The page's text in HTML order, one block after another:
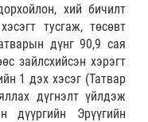
хий бичилт
тусгаж, төсөвт
дүнг 90,9 сая
зайлсхийсэн хэрэгт
1 дэх хэсэг (Татвар
дүгнэлт үйлдэж
дүүргийн Эрүүгийн